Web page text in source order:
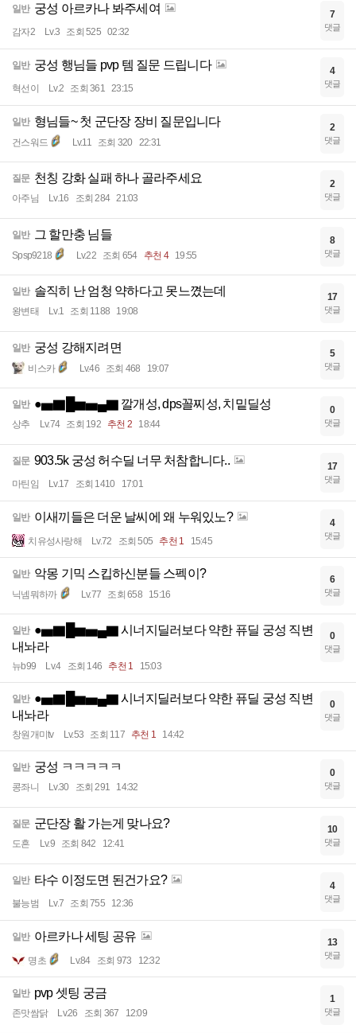
일반 궁성 아르카나 봐주세여
감자2 Lv.3 조회 525 02:32
7
댓글
일반 궁성 행님들 pvp 템 질문 드립니다
혁선이 Lv.2 조회 361 23:15
4
댓글
일반 형님들~ 첫 군단장 장비 질문입니다
건스워드 Lv.11 조회 320 22:31
2
댓글
질문 천칭 강화 실패 하나 골라주세요
아주님 Lv.16 조회 284 21:03
2
댓글
일반 그 할만충 님들
Spsp9218 Lv.22 조회 654 추천 4 19:55
8
댓글
일반 솔직히 난 엄청 약하다고 못느꼈는데
왕변태 Lv.1 조회 1188 19:08
17
댓글
일반 궁성 강해지려면
비스카 Lv.46 조회 468 19:07
5
댓글
일반 ●▅▇█▆▅▄▇ 깔개성, dps꼴찌성, 치밑딜성
상추 Lv.74 조회 192 추천 2 18:44
0
댓글
질문 903.5k 궁성 허수딜 너무 처참합니다..
마틴임 Lv.17 조회 1410 17:01
17
댓글
일반 이새끼들은 더운 날씨에 왜 누워있노?
치유성사랑해 Lv.72 조회 505 추천 1 15:45
4
댓글
일반 악몽 기믹 스킵하신분들 스펙이?
닉넴뭐하까 Lv.77 조회 658 15:16
6
댓글
일반 ●▅▇█▆▅▄▇ 시너지딜러보다 약한 퓨딜 궁성 직변
내놔라
뉴b99 Lv.4 조회 146 추천 1 15:03
0
댓글
일반 ●▅▇█▆▅▄▇ 시너지딜러보다 약한 퓨딜 궁성 직변
내놔라
창원개미tv Lv.53 조회 117 추천 1 14:42
0
댓글
일반 궁성 ㅋㅋㅋㅋㅋ
콩좌니 Lv.30 조회 291 14:32
0
댓글
질문 군단장 활 가는게 맞나요?
도흔 Lv.9 조회 842 12:41
10
댓글
일반 타수 이정도면 된건가요?
불능범 Lv.7 조회 755 12:36
4
댓글
일반 아르카나 세팅 공유
명초 Lv.84 조회 973 12:32
13
댓글
일반 pvp 셋팅 궁금
존맛쌈닭 Lv.26 조회 367 12:09
1
댓글